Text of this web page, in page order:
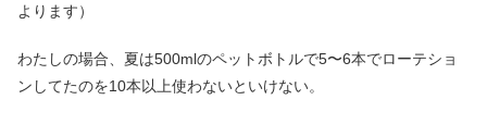
よります）
わたしの場合、夏は500mlのペットボトルで5〜6本でローテショ
ンしてたのを10本以上使わないといけない。